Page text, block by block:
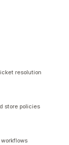
resolution
store policies